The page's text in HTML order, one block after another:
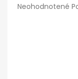
Priemerné
Neohodnotené